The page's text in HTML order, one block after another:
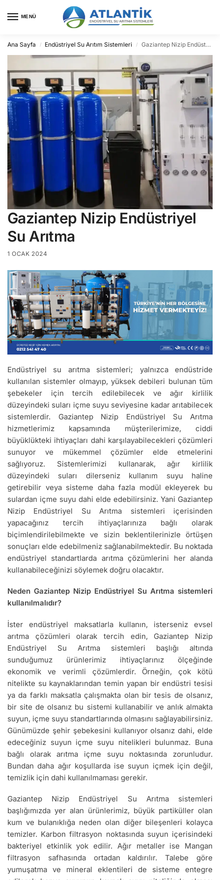
MENÜ
Ana Sayfa / Endüstriyel Su Arıtım Sistemleri / Gaziantep Nizip Endüstriyel Su Arıtma
Gaziantep Nizip Endüstriyel
Su Arıtma
1 OCAK 2024
Endüstriyel su arıtma sistemleri; yalnızca endüstride
kullanılan sistemler olmayıp, yüksek debileri bulunan tüm
şebekeler için tercih edilebilecek ve ağır kirlilik
düzeyindeki suları içme suyu seviyesine kadar arıtabilecek
sistemlerdir. Gaziantep Nizip Endüstriyel Su Arıtma
hizmetlerimiz kapsamında müşterilerimize, ciddi
büyüklükteki ihtiyaçları dahi karşılayabilecekleri çözümleri
sunuyor ve mükemmel çözümler elde etmelerini
sağlıyoruz. Sistemlerimizi kullanarak, ağır kirlilik
düzeyindeki suları dilerseniz kullanım suyu haline
getirebilir veya sisteme daha fazla modül ekleyerek bu
sulardan içme suyu dahi elde edebilirsiniz. Yani Gaziantep
Nizip Endüstriyel Su Arıtma sistemleri içerisinden
yapacağınız tercih ihtiyaçlarınıza bağlı olarak
biçimlendirilebilmekte ve sizin beklentilerinizle örtüşen
sonuçları elde edebilmeniz sağlanabilmektedir. Bu noktada
endüstriyel standartlarda arıtma çözümlerini her alanda
kullanabileceğinizi söylemek doğru olacaktır.
Neden Gaziantep Nizip Endüstriyel Su Arıtma sistemleri
kullanılmalıdır?
İster endüstriyel maksatlarla kullanın, isterseniz evsel
arıtma çözümleri olarak tercih edin, Gaziantep Nizip
Endüstriyel Su Arıtma sistemleri başlığı altında
sunduğumuz ürünlerimiz ihtiyaçlarınız ölçeğinde
ekonomik ve verimli çözümlerdir. Örneğin, çok kötü
nitelikte su kaynaklarından temin yapan bir endüstri tesisi
ya da farklı maksatla çalışmakta olan bir tesis de olsanız,
bir site de olsanız bu sistemi kullanabilir ve anlık almakta
suyun, içme suyu standartlarında olmasını sağlayabilirsiniz.
Günümüzde şehir şebekesini kullanıyor olsanız dahi, elde
edeceğiniz suyun içme suyu nitelikleri bulunmaz. Buna
bağlı olarak arıtma içme suyu noktasında zorunludur.
Bundan daha ağır koşullarda ise suyun içmek için değil,
temizlik için dahi kullanılmaması gerekir.
Gaziantep Nizip Endüstriyel Su Arıtma sistemleri
başlığımızda yer alan ürünlerimiz, büyük partiküller olan
kum ve bulanıklığa neden olan diğer bileşenleri kolayca
temizler. Karbon filtrasyon noktasında suyun içerisindeki
bakteriyel etkinlik yok edilir. Ağır metaller ise Mangan
filtrasyon safhasında ortadan kaldırılır. Talebe göre
yumuşatma ve mineral eklentileri de sisteme entegre